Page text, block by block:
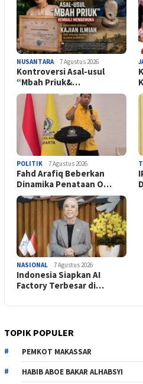
NUSANTARA 7 Agustus 2026
Kontroversi Asal-usul
“Mbah Priuk&…
POLITIK 7 Agustus 2026
Fahd Arafiq Beberkan
Dinamika Penataan O…
NASIONAL 7 Agustus 2026
Indonesia Siapkan AI
Factory Terbesar di…
TOPIK POPULER
PEMKOT MAKASSAR
HABIB ABOE BAKAR ALHABSYI